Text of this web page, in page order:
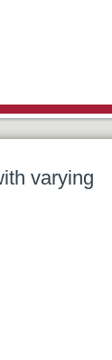
varying